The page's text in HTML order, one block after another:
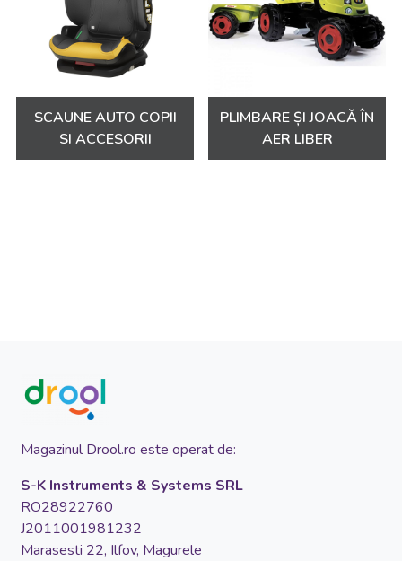
să vă ofere sfaturi și asistență pentru a vă asigura că alegeți
cele mai bune produse potrivite pentru nevoile familiei
dumneavoastră.
Explorați acum colecția noastră diversă de
carucioare, scaune auto și triciclete și
transformați fiecare moment într-o aventură
minunată alături de micuțul dumneavoastră!
SCAUNE AUTO COPII
SI ACCESORII
PLIMBARE ȘI JOACĂ ÎN
AER LIBER
Magazinul Drool.ro este operat de:
S-K Instruments & Systems SRL
RO28922760
J2011001981232
Marasesti 22, Ilfov, Magurele